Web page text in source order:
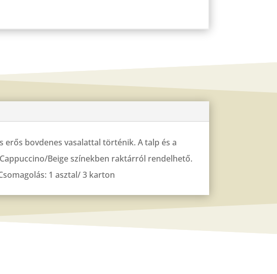
erős bovdenes vasalattal történik. A talp és a
Beige színekben raktárról rendelhető.
1 asztal/ 3 karton